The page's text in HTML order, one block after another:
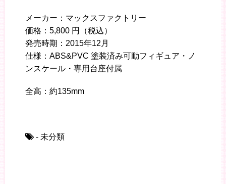
メーカー：マックスファクトリー
価格：5,800 円（税込）
発売時期：2015年12月
仕様：ABS&PVC 塗装済み可動フィギュア・ノ
ンスケール・専用台座付属
全高：約135mm
- 未分類